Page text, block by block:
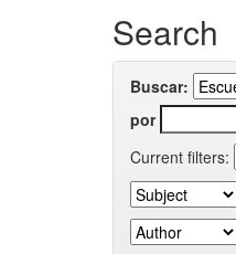
Search
Buscar:
por
Current filters: